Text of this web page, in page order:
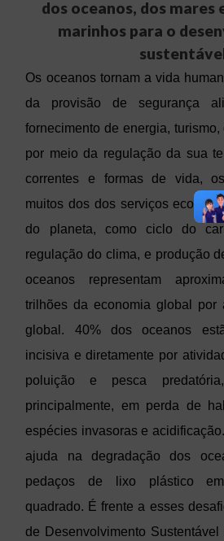
dos oceanos, dos mares
marinhos para o
Os oceanos tornam a vida
da provisão de segurança
fornecimento de energia, turismo,
por meio da regulação da sua
correntes e formas de vida,
muitos dos dos serviços
do planeta, como ciclo do
regulação do clima, e produção
oceanos representam
trilhões da economia global por
global. 40% dos oceanos
incisiva e diretamente por
poluição e pesca
principalmente, em perda de
espécies invasoras e
ajuda na degradação dos
pedaços de lixo plástico
quadrado. É frente a esses
de Desenvolvimento